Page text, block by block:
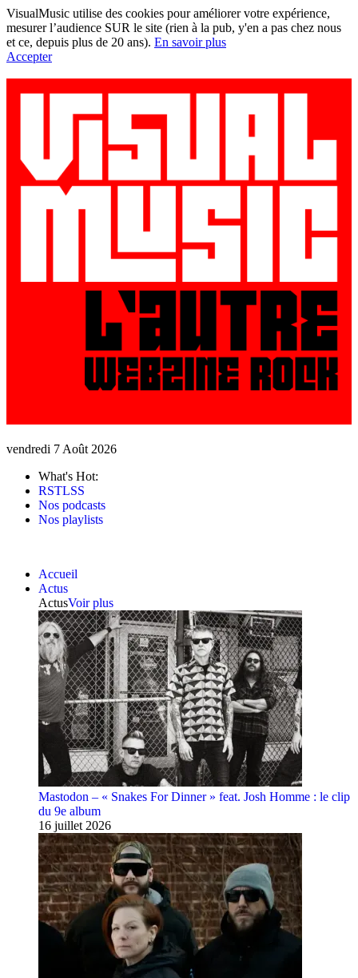
VisualMusic utilise des cookies pour améliorer votre expérience,
mesurer l’audience SUR le site (rien à la pub, y'en a pas chez nous
et ce, depuis plus de 20 ans). En savoir plus
Accepter
vendredi 7 Août 2026
What's Hot:
RSTLSS
Nos podcasts
Nos playlists
Accueil
Actus
ActusVoir plus
Mastodon – « Snakes For Dinner » feat. Josh Homme : le clip
du 9e album
16 juillet 2026